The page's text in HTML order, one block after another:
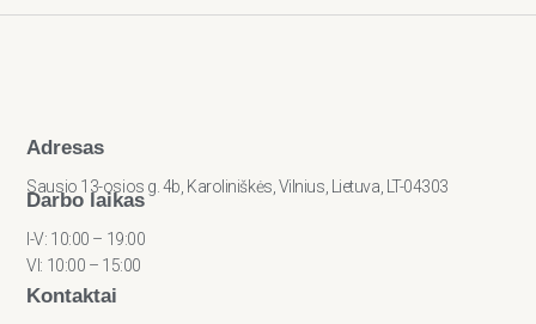
Adresas
Sausio 13-osios g. 4b, Karoliniškės, Vilnius, Lietuva, LT-04303
Darbo laikas
I-V: 10:00 – 19:00
VI: 10:00 – 15:00
Kontaktai